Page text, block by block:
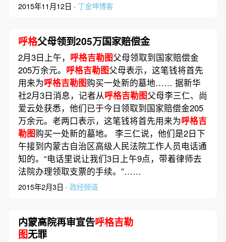
2015年11月12日 · 丁金坤博客
呼格父母领到205万国家赔偿金
2月3日上午， 呼格吉勒图父母领取到国家赔偿金
205万余元。 呼格吉勒图父母表示，这笔钱将首先
用来为呼格吉勒图购买一处新的墓地…… 据新华
社2月3日消息，记者从呼格吉勒图父母李三仁、尚
爱云处获悉，他们已于今日领取到国家赔偿金205
万余元。老两口表示，这笔钱将首先用来为呼格吉
勒图购买一处新的墓地。 李三仁说，他们是2日下
午接到内蒙古自治区高级人民法院工作人员电话通
知的。“电话里说让我们3日上午9点，带着律师去
法院办理领取支票的手续。”……
2015年2月3日 · 政经频道
内蒙高院再审宣告呼格吉勒
图无罪